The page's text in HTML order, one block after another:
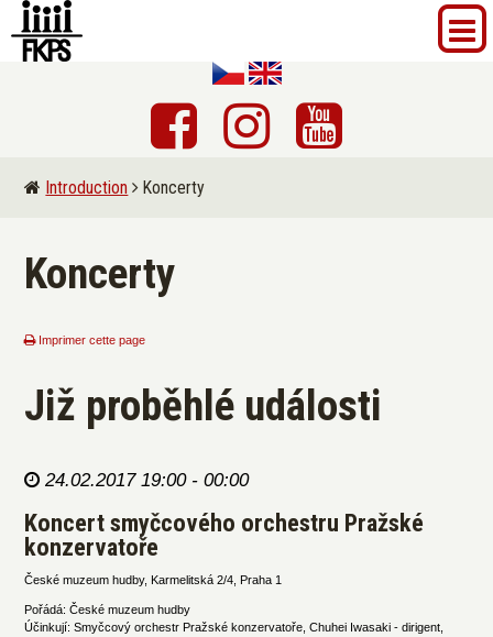
Introduction Koncerty
Koncerty
Imprimer cette page
Již proběhlé události
24.02.2017 19:00 - 00:00
Koncert smyčcového orchestru Pražské
konzervatoře
České muzeum hudby, Karmelitská 2/4, Praha 1
Pořádá: České muzeum hudby
Účinkují: Smyčcový orchestr Pražské konzervatoře, Chuhei Iwasaki - dirigent,